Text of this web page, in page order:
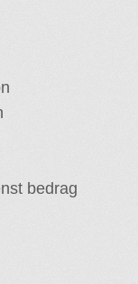
bedrag